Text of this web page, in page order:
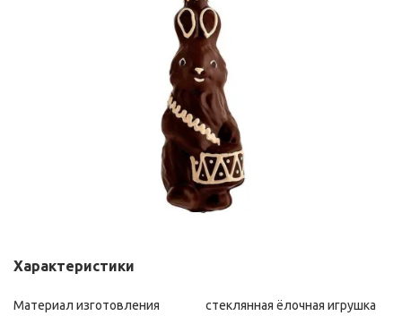
Характеристики
Материал изготовления
стеклянная ёлочная игрушка